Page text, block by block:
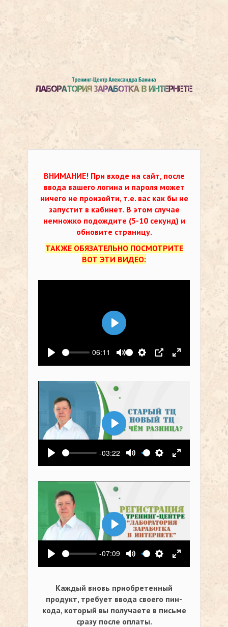
ВНИМАНИЕ! При входе на сайт, после
ввода вашего логина и пароля может
ничего не произойти, т.е. вас как бы не
запустит в кабинет. В этом случае
немножко подождите (5-10 секунд) и
обновите страницу.
ТАКЖЕ ОБЯЗАТЕЛЬНО ПОСМОТРИТЕ
ВОТ ЭТИ ВИДЕО:
Воспроизвести
06:11
Выключить звук
Настройки
PIP На весь
Воспроизвести
Воспроизвести
-03:22
Выключить звук
Настройки
На весь
Воспроизвести
Воспроизвести
-07:09
Выключить звук
Настройки
На весь
Воспроизвести
Каждый вновь приобретенный
продукт, требует ввода своего пин-
кода, который вы получаете в письме
сразу после оплаты.